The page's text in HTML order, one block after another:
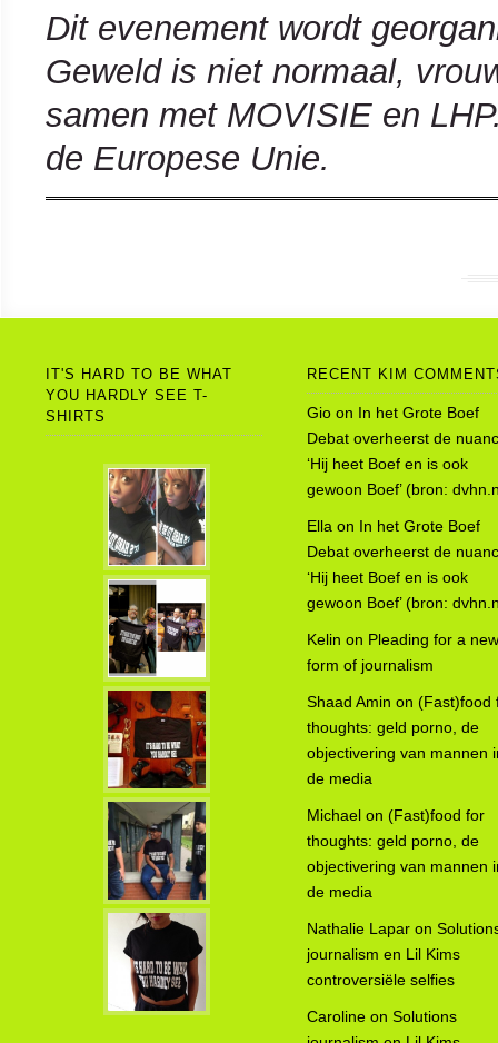
Dit evenement wordt
Geweld is niet normaal,
samen met MOVISIE en
de Europese Unie.
IT'S HARD TO BE WHAT
YOU HARDLY SEE T-
SHIRTS
RECENT KIM
Gio on In het Grote Boef
Debat overheerst de
‘Hij heet Boef en is ook
gewoon Boef’ (bron:
Ella on In het Grote Boef
Debat overheerst de
‘Hij heet Boef en is ook
gewoon Boef’ (bron:
Kelin on Pleading for a new
form of journalism
Shaad Amin on (Fast)food
thoughts: geld porno, de
objectivering van mannen
de media
Michael on (Fast)food for
thoughts: geld porno, de
objectivering van mannen
de media
Nathalie Lapar on
journalism en Lil Kims
controversiële selfies
Caroline on Solutions